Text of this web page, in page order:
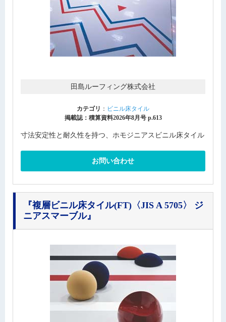
田島ルーフィング株式会社
カテゴリ ： ビニル床タイル
掲載誌：積算資料2026年8月号 p.613
寸法安定性と耐久性を持つ、ホモジニアスビニル床タイル
お問い合わせ
『複層ビニル床タイル(FT)〈JIS A 5705〉 ジ
ニアスマーブル』